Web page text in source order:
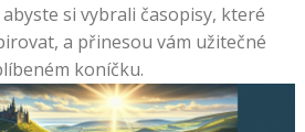
si vybrali časopisy, které
a přinesou vám užitečné
koníčku.